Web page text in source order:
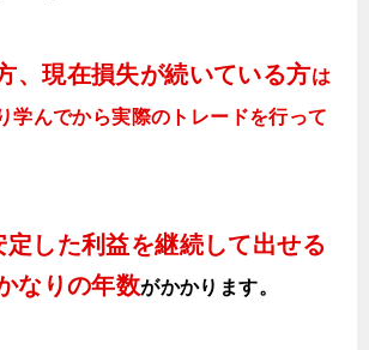
、現在損失が続いている方は
学んでから実際のトレードを行って
定した利益を継続して出せる
なりの年数がかかります。